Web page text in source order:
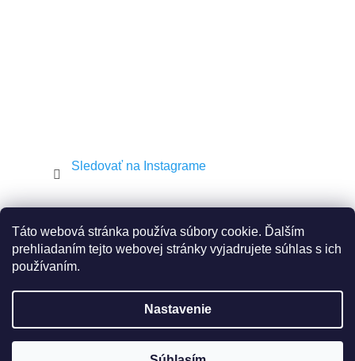
Táto webová stránka používa súbory cookie. Ďalším
prehliadaním tejto webovej stránky vyjadrujete súhlas s ich
používaním.
Nastavenie
Sledovať na Instagrame
Vytvoril Shoptet
Copyright 2026JEWISH E-SHOP. Všetky práva